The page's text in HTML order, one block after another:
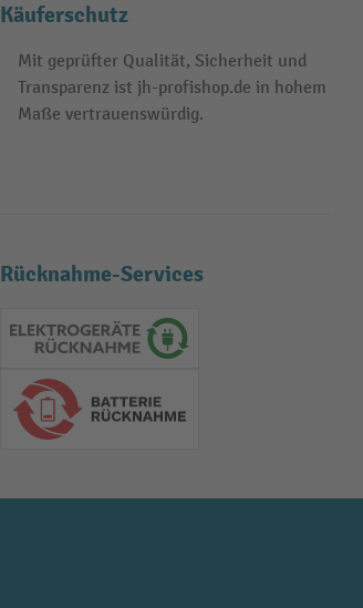
Käuferschutz
Mit geprüfter Qualität, Sicherheit und
Transparenz ist jh-profishop.de in hohem
Maße vertrauenswürdig.
Rücknahme-Services
Elektrogeräte Rückname
Batterie Rückname